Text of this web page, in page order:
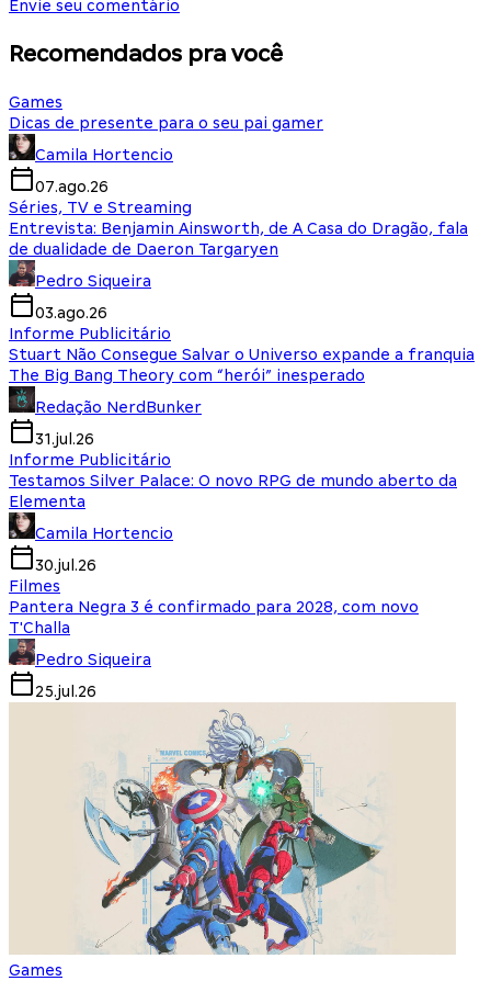
Envie seu comentário
Recomendados pra você
Games
Dicas de presente para o seu pai gamer
Camila Hortencio
07.ago.26
Séries, TV e Streaming
Entrevista: Benjamin Ainsworth, de A Casa do Dragão, fala
de dualidade de Daeron Targaryen
Pedro Siqueira
03.ago.26
Informe Publicitário
Stuart Não Consegue Salvar o Universo expande a franquia
The Big Bang Theory com “herói” inesperado
Redação NerdBunker
31.jul.26
Informe Publicitário
Testamos Silver Palace: O novo RPG de mundo aberto da
Elementa
Camila Hortencio
30.jul.26
Filmes
Pantera Negra 3 é confirmado para 2028, com novo
T'Challa
Pedro Siqueira
25.jul.26
Games